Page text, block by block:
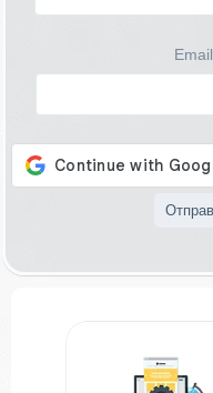
Email